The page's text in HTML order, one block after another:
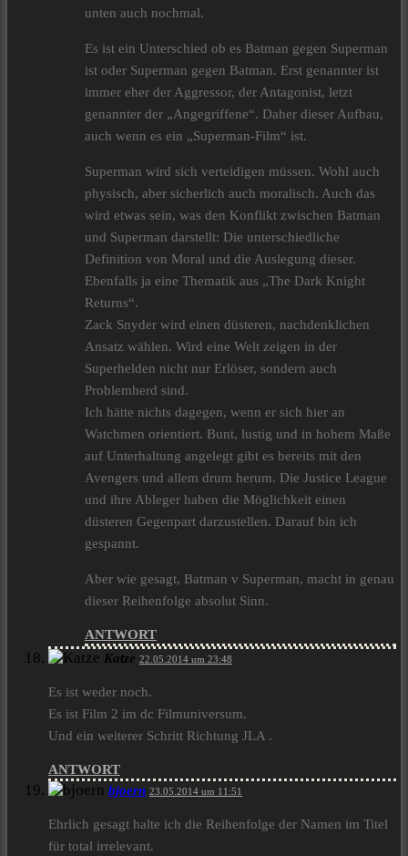
unten auch nochmal.
Es ist ein Unterschied ob es Batman gegen Superman
ist oder Superman gegen Batman. Erst genannter ist
immer eher der Aggressor, der Antagonist, letzt
genannter der „Angegriffene“. Daher dieser Aufbau,
auch wenn es ein „Superman-Film“ ist.
Superman wird sich verteidigen müssen. Wohl auch
physisch, aber sicherlich auch moralisch. Auch das
wird etwas sein, was den Konflikt zwischen Batman
und Superman darstellt: Die unterschiedliche
Definition von Moral und die Auslegung dieser.
Ebenfalls ja eine Thematik aus „The Dark Knight
Returns“.
Zack Snyder wird einen düsteren, nachdenklichen
Ansatz wählen. Wird eine Welt zeigen in der
Superhelden nicht nur Erlöser, sondern auch
Problemherd sind.
Ich hätte nichts dagegen, wenn er sich hier an
Watchmen orientiert. Bunt, lustig und in hohem Maße
auf Unterhaltung angelegt gibt es bereits mit den
Avengers und allem drum herum. Die Justice League
und ihre Ableger haben die Möglichkeit einen
düsteren Gegenpart darzustellen. Darauf bin ich
gespannt.
Aber wie gesagt, Batman v Superman, macht in genau
dieser Reihenfolge absolut Sinn.
ANTWORT
Katze 22.05.2014 um 23:48
Es ist weder noch.
Es ist Film 2 im dc Filmuniversum.
Und ein weiterer Schritt Richtung JLA .
ANTWORT
bjoern 23.05.2014 um 11:51
Ehrlich gesagt halte ich die Reihenfolge der Namen im Titel
für total irrelevant.